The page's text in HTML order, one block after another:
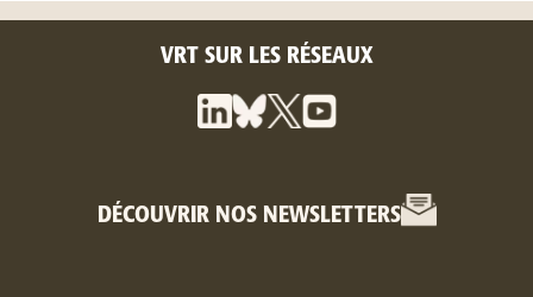
VRT SUR LES RÉSEAUX
DÉCOUVRIR NOS NEWSLETTERS